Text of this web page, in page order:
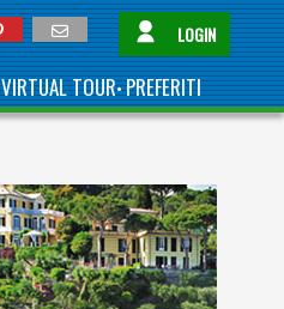
LOGIN
VIRTUAL TOUR•PREFERITI